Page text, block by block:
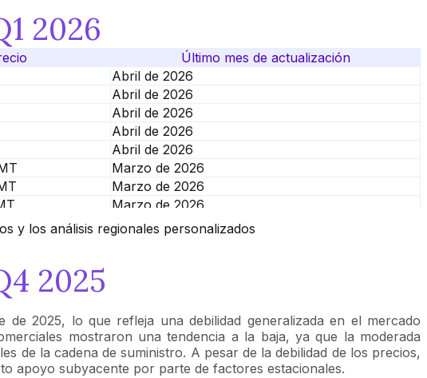
2026
Último mes de actualización
Abril de 2026
Abril de 2026
Abril de 2026
Abril de 2026
Abril de 2026
Marzo de 2026
Marzo de 2026
Marzo de 2026
Marzo de 2026
Marzo de 2026
y los análisis regionales personalizados
2025
2025, lo que refleja una debilidad generalizada en el mercado
mostraron una tendencia a la baja, ya que la moderada
de la cadena de suministro. A pesar de la debilidad de los precios,
apoyo subyacente por parte de factores estacionales.